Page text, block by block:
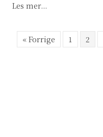
Les mer...
« Forrige 1 2